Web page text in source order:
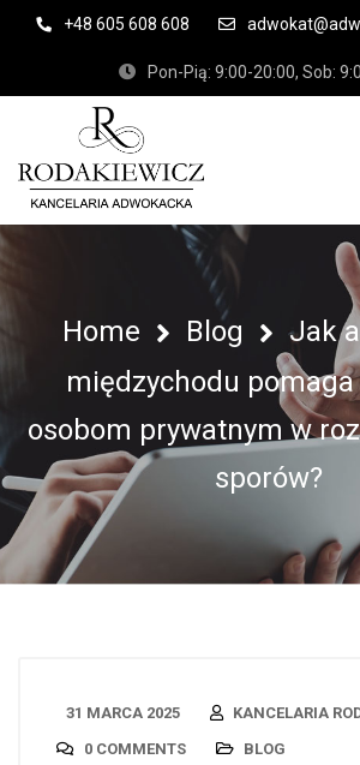
+48 605 608 608
Pon-Pią: 9:00-20:00, Sob:
Home Blog
Jak
międzychodu
osobom prywatnym w
sporów?
31 MARCA 2025
KANCELARIA
0 COMMENTS
BLOG